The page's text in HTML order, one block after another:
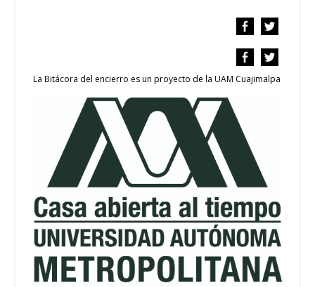
La Bitácora del encierro es un proyecto de la UAM Cuajimalpa